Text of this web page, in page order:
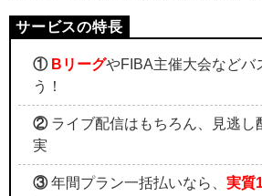
① BリーグやFIBA主催大会などバ
う！
②ライブ配信はもちろん、見逃し
実
③年間プラン一括払いなら、 実質